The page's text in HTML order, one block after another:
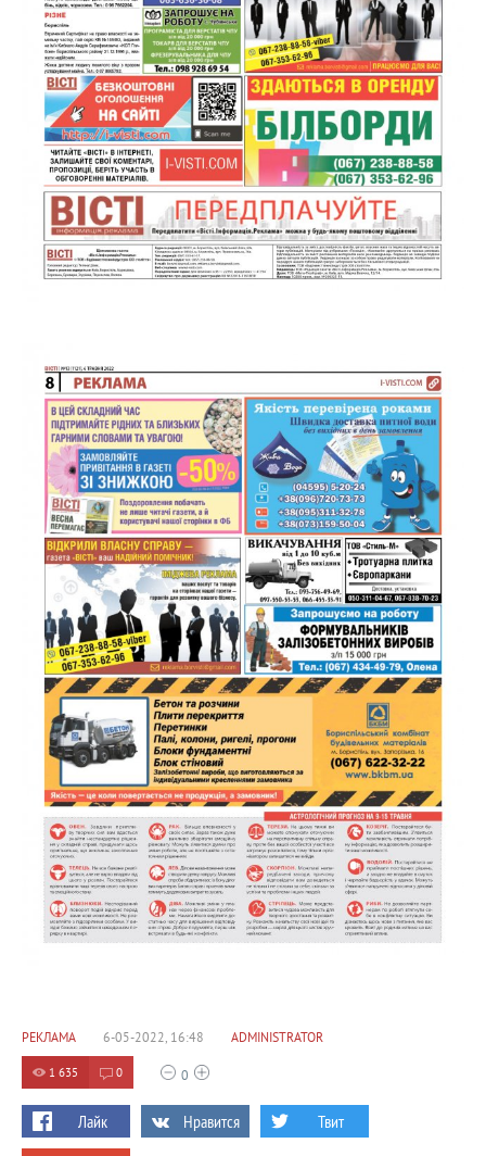
РЕКЛАМА 6-05-2022, 16:48 ADMINISTRATOR
1 635 0 0
Лайк Нравится
Твит